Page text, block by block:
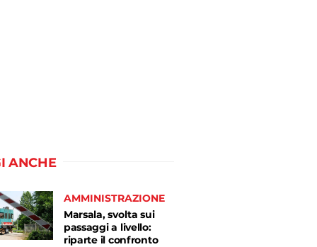
ANCHE
AMMINISTRAZIONE
Marsala, svolta sui
passaggi a livello:
riparte il confronto